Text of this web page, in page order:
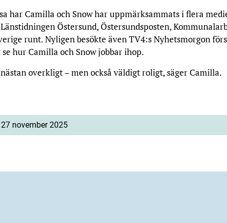
har Camilla och Snow har uppmärksammats i flera
Östersund, Östersundsposten,
runt. Nyligen besökte även TV4:s Nyhetsmorgon
hur Camilla och Snow jobbar ihop.
overkligt – men också väldigt roligt, säger Camilla.
november 2025